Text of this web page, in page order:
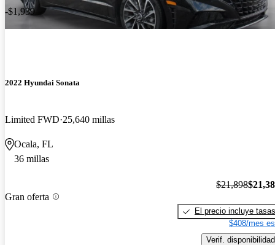
-$1,939
2022 Hyundai Sonata
Limited FWD 25,640 millas
Ocala, FL
36 millas
Gran oferta
$21,898
El precio incluye tasas
$408/mes
Verif. disponibilidad